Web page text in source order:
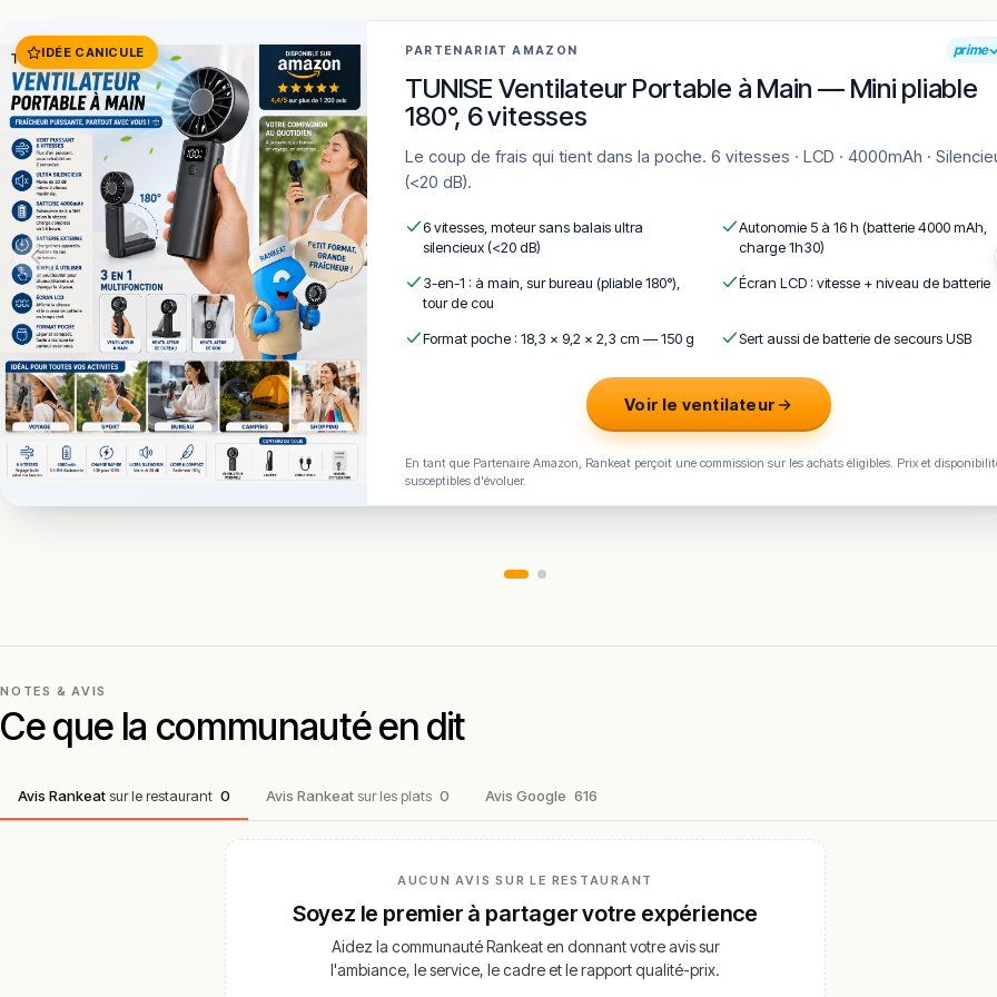
IDÉE CANICULE PARTENARIAT AMAZON prime
TUNISE Ventilateur Portable à Main — Mini pliable
180°, 6 vitesses
Le coup de frais qui tient dans la poche. 6 vitesses · LCD · 4000mAh · Silencieux
(<20 dB).
6 vitesses, moteur sans balais ultra
silencieux (<20 dB)
Autonomie 5 à 16 h (batterie 4000 mAh,
charge 1h30)
3-en-1 : à main, sur bureau (pliable 180°),
tour de cou
Écran LCD : vitesse + niveau de batterie
Format poche : 18,3 × 9,2 × 2,3 cm — 150 g Sert aussi de batterie de secours USB
Voir le ventilateur
En tant que Partenaire Amazon, Rankeat perçoit une commission sur les achats éligibles. Prix et
susceptibles d'évoluer.
NOTES & AVIS
Ce que la communauté en dit
Avis Rankeatsur le restaurant 0 Avis Rankeat sur les plats 0 Avis Google 616
AUCUN AVIS SUR LE RESTAURANT
Soyez le premier à partager votre expérience
Aidez la communauté Rankeat en donnant votre avis sur
l'ambiance, le service, le cadre et le rapport qualité-prix.